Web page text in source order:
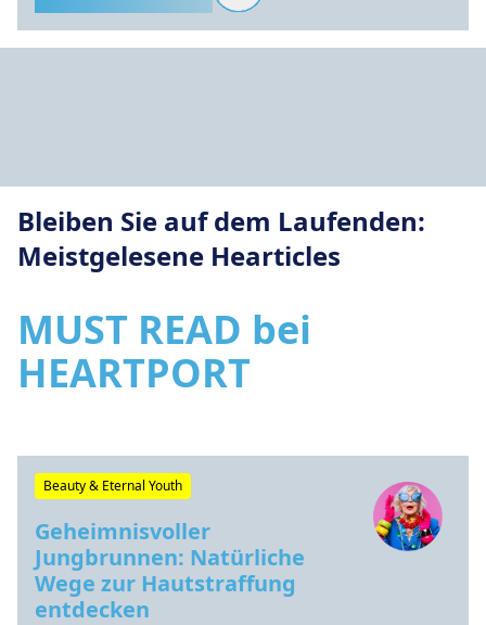
Bleiben Sie auf dem Laufenden:
Meistgelesene Hearticles
MUST READ bei
HEARTPORT
Beauty & Eternal Youth
Geheimnisvoller
Jungbrunnen: Natürliche
Wege zur Hautstraffung
entdecken